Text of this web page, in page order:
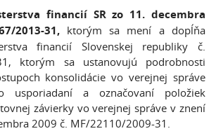
financií SR zo 11. decembra
2013-31, ktorým sa mení a dopĺňa
financií Slovenskej republiky č.
ktorým sa ustanovujú podrobnosti
konsolidácie vo verejnej správe
usporiadaní a označovaní položiek
závierky vo verejnej správe v znení
2009 č. MF/22110/2009-31.